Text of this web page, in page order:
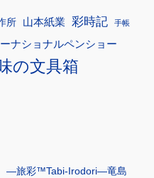
所 山本紙業 彩時記 手帳
ナショナルペンショー
の文具箱
―旅彩™Tabi-Irodori―竜島